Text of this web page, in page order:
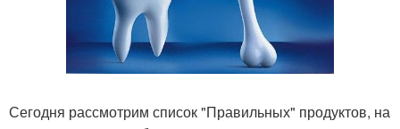
Сегодня рассмотрим список "Правильных" продуктов, на